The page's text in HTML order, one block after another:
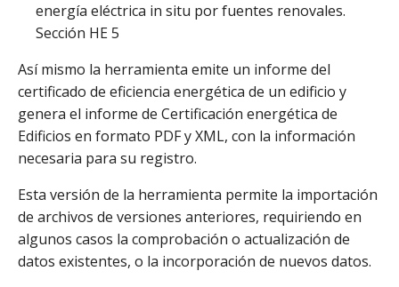
energía eléctrica in situ por fuentes renovales.
Sección HE 5
Así mismo la herramienta emite un informe del
certificado de eficiencia energética de un edificio y
genera el informe de Certificación energética de
Edificios en formato PDF y XML, con la información
necesaria para su registro.
Esta versión de la herramienta permite la importación
de archivos de versiones anteriores, requiriendo en
algunos casos la comprobación o actualización de
datos existentes, o la incorporación de nuevos datos.